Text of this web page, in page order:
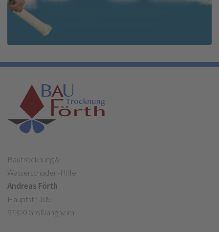
Bautrocknung &
Wasserschaden-Hilfe
Andreas Förth
Hauptstr. 105
97320 Großlangheim